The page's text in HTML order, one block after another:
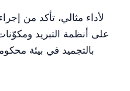
لأداء مثالي، تأكد من
على أنظمة التبريد
بالتجميد في بيئة